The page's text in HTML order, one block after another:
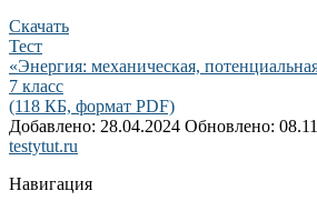
Скачать
Тест
«Энергия: механическая,
7 класс
(118 КБ, формат PDF)
Добавлено: 28.04.2024 Обновлено:
testytut.ru
Навигация